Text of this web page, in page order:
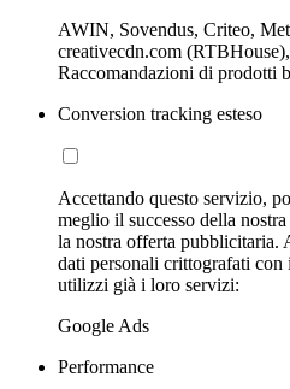
AWIN, Sovendus, Criteo,
creativecdn.com
Raccomandazioni di prodotti
Conversion tracking esteso
Accettando questo servizio,
meglio il successo della
la nostra offerta pubblicitaria.
dati personali crittografati con
utilizzi già i loro servizi:
Google Ads
Performance